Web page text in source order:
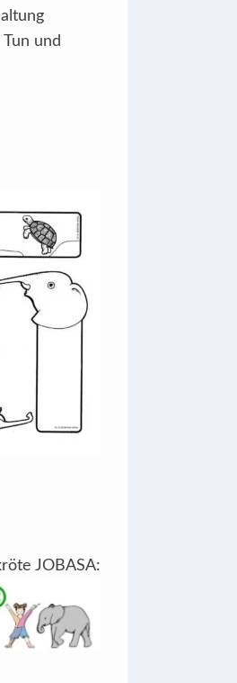
und
JOBASA: